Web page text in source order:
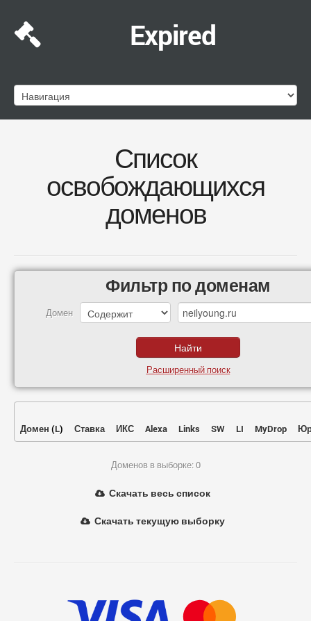
Expired
Список
освобождающихся
доменов
Фильтр по доменам
Домен
Расширенный поиск
Домен (L) Ставка ИКС Alexa Links SW LI MyDrop
Доменов в выборке: 0
Скачать весь список
Скачать текущую выборку